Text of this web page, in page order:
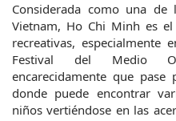
Considerada como una de
Vietnam, Ho Chi Minh es
recreativas, especialmente
Festival del Medio
encarecidamente que pase
donde puede encontrar
niños vertiéndose en las